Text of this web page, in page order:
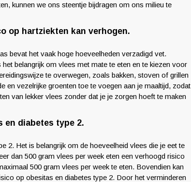
kunnen we ons steentje bijdragen om ons milieu te
op hartziekten kan verhogen.
bevat het vaak hoge hoeveelheden verzadigd vet.
belangrijk om vlees met mate te eten en te kiezen voor
te overwegen, zoals bakken, stoven of grillen
en vezelrijke groenten toe te voegen aan je maaltijd, zodat
van lekker vlees zonder dat je je zorgen hoeft te maken
en diabetes type 2.
2. Het is belangrijk om de hoeveelheid vlees die je eet te
dan 500 gram vlees per week eten een verhoogd risico
500 gram vlees per week te eten. Bovendien kan
op obesitas en diabetes type 2. Door het verminderen